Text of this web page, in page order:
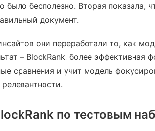
было бесполезно. Вторая показала,
документ.
они переработали то, как
– BlockRank, более эффективная
сравнения и учит модель
по тестовым